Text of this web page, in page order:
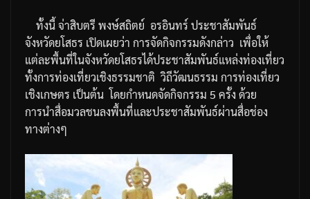
ทั้งนี้จ่าสิบตรี พงษ์สถิตย์ อรอินทร์ ประชาสัมพันธ์
จังหวัดยโสธร เปิดเผยว่า การจัดกิจกรรมดังกล่าว เพื่อให้
แต่ละพื้นที่ในจังหวัดยโสธรได้ประชาสัมพันธ์แหล่งท่องเที่ยว
ทั้งการท่องเที่ยวเชิงธรรมชาติ วิถีวัฒนธรรม การท่องเที่ยว
เชิงเกษตร เป็นต้น โดยกำหนดจัดกิจกรรม 5 ครั้ง ด้วย
การนำสื่อมวลชนลงพื้นที่และประชาสัมพันธ์ผ่านสื่อช่อง
ทางต่างๆ